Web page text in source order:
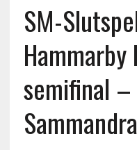
SM-
semifinal –